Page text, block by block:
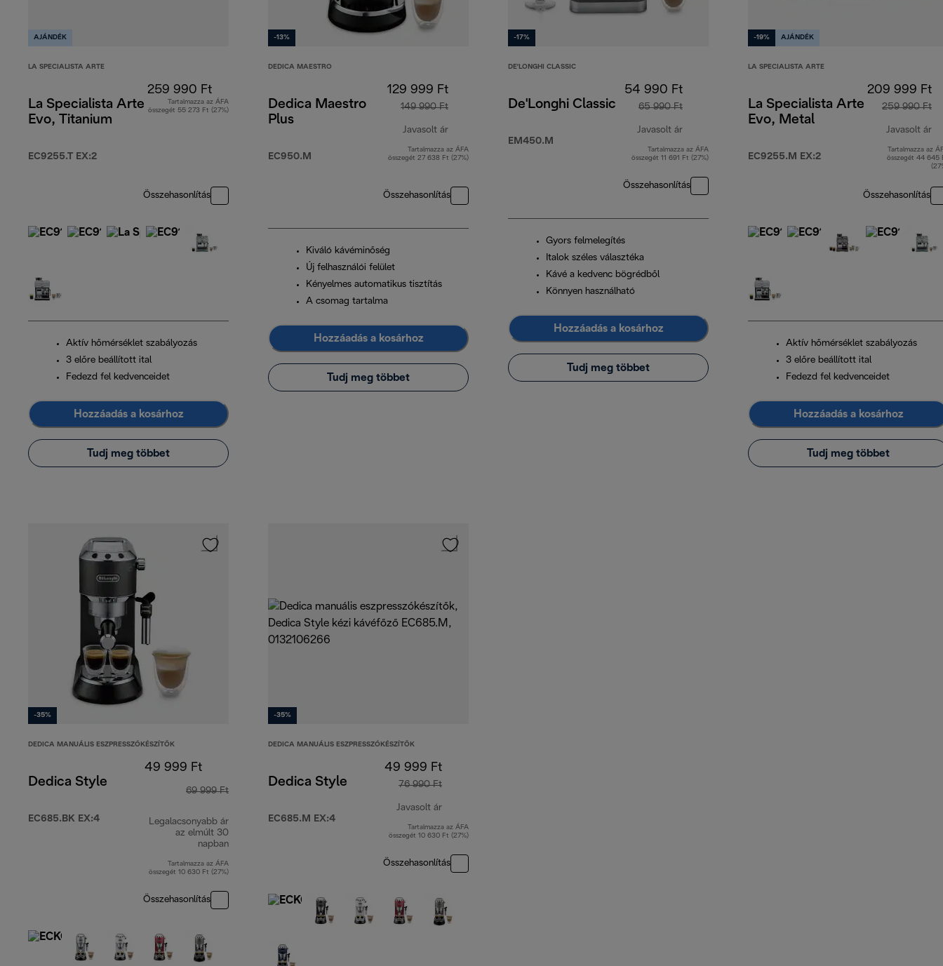
AJÁNDÉK
LA SPECIALISTA ARTE
La Specialista Arte
Evo, Titanium
EC9255.T EX:2
259 990 Ft
Tartalmazza az ÁFA
összegét 55 273 Ft (27%)
Összehasonlítás
Aktív hőmérséklet szabályozás
3 előre beállított ital
Fedezd fel kedvenceidet
Hozzáadás a kosárhoz
Tudj meg többet
-13%
DEDICA MAESTRO
Dedica Maestro
Plus
EC950.M
129 999 Ft
149 990 Ft
Javasolt ár
eredeti ár 149 990 Ft
Tartalmazza az ÁFA
összegét 27 638 Ft (27%)
Összehasonlítás
Kiváló kávéminőség
Új felhasználói felület
Kényelmes automatikus tisztítás
A csomag tartalma
Hozzáadás a kosárhoz
Tudj meg többet
-17%
DE'LONGHI CLASSIC
De'Longhi Classic
EM450.M
54 990 Ft
65 990 Ft
Javasolt ár
eredeti ár 65 990 Ft
Tartalmazza az ÁFA
összegét 11 691 Ft (27%)
Összehasonlítás
Gyors felmelegítés
Italok széles választéka
Kávé a kedvenc bögrédből
Könnyen használható
Hozzáadás a kosárhoz
Tudj meg többet
-19% AJÁNDÉK
LA SPECIALISTA ARTE
La Specialista Arte
Evo, Metal
EC9255.M EX:2
209 999 Ft
259 990 Ft
Javasolt ár
Tartalmazza az
összegét 44 645
Összehasonlítás
Aktív hőmérséklet szabályozás
3 előre beállított ital
Fedezd fel kedvenceidet
Hozzáadás a kosárhoz
Tudj meg többet
-35%
DEDICA MANUÁLIS ESZPRESSZÓKÉSZÍTŐK
Dedica Style
EC685.BK EX:4
49 999 Ft
69 999 Ft
Legalacsonyabb ár
az elmúlt 30
napban
Tartalmazza az ÁFA
összegét 10 630 Ft (27%)
Összehasonlítás
-35%
DEDICA MANUÁLIS ESZPRESSZÓKÉSZÍTŐK
Dedica Style
EC685.M EX:4
49 999 Ft
76 990 Ft
Javasolt ár
eredeti ár 76 990 Ft
Tartalmazza az ÁFA
összegét 10 630 Ft (27%)
Összehasonlítás